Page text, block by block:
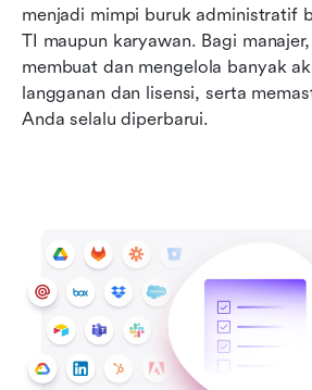
menjadi mimpi buruk administratif
TI maupun karyawan. Bagi
membuat dan mengelola banyak
langganan dan lisensi, serta
Anda selalu diperbarui.